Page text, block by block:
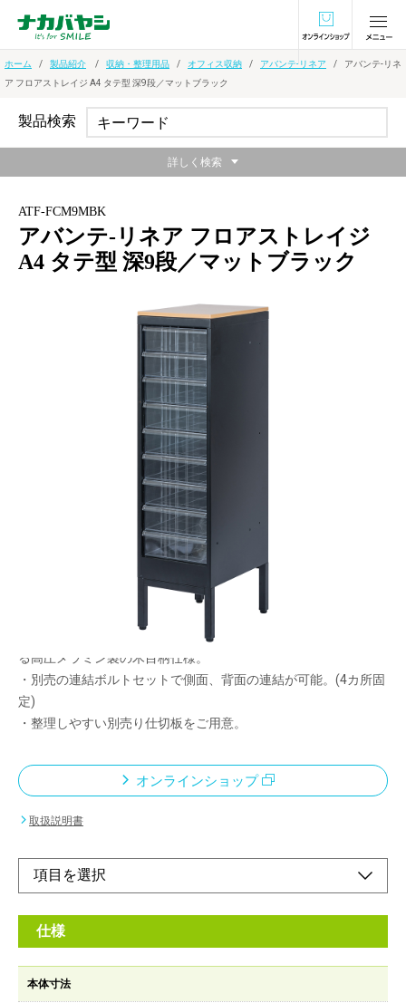
オンラインショ
ホーム 製品紹介 収納・整理用品 オフィス収納 アバンテ-リネア
アバンテ-リネ
ア フロアストレイジ A4 タテ型 深9段／マットブラック
ATF-FCM9MBK
アバンテ-リネア フロアストレイジ
A4 タテ型 深9段／マットブラック
横幅コンパクトで省スペースに設置できるスチー
広々とした空間を演出できる脚付きスタイル
書類や小物を機能的に収納・分類できる引出しタイプ。
・圧迫感の少ない脚付きタイプ。見た目スッキリで部屋が広く見
える効果も。ガタつきを防ぐアジャスター付き。
・カウンターにもなる木製天板。キズがつきにくく耐久性に優れ
る高圧メラミン製の木目柄仕様。
・別売の連結ボルトセットで側面、背面の連結が可能。(4カ所固
定)
・整理しやすい別売り仕切板をご用意。
オンラインショップ
取扱説明書
仕様
本体寸法
製品検索
詳しく検索